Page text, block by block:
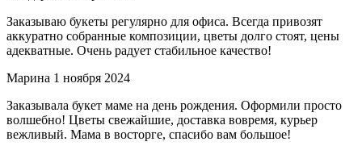
Заказываю букеты регулярно для офиса. Всегда привозят
аккуратно собранные композиции, цветы долго стоят, цены
адекватные. Очень радует стабильное качество!
Марина 1 ноября 2024
Заказывала букет маме на день рождения. Оформили просто
волшебно! Цветы свежайшие, доставка вовремя, курьер
вежливый. Мама в восторге, спасибо вам большое!